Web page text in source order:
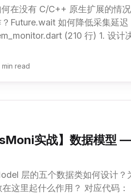
在没有 C/C++ 原生扩展的情
Future.wait 如何降低采集延
(210 行) 1. 设计决策：纯 Dart，零原生插
方式
min read
实战】数据模型
层的五个数据类如何设计
这里起什么作用？ 对应代码：